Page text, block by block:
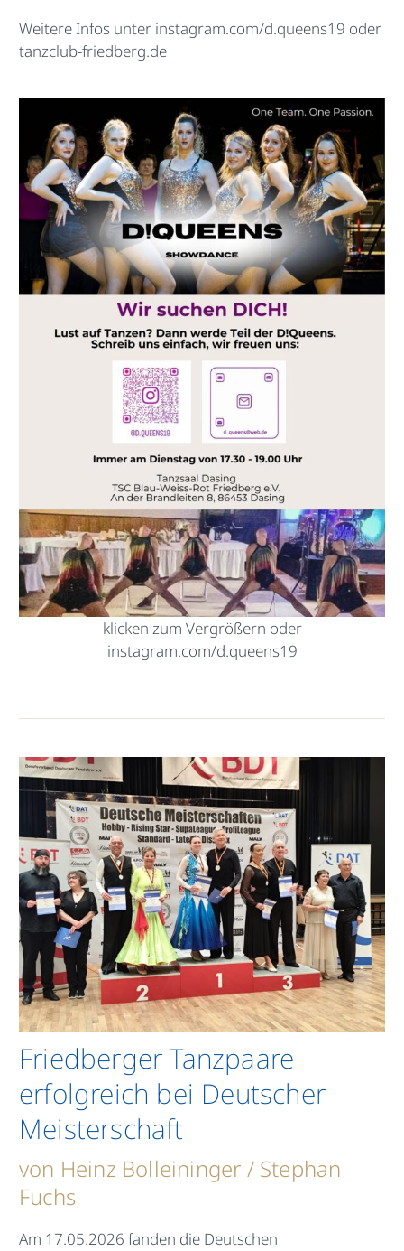
Weitere Infos unter instagram.com/d.queens19 oder
tanzclub-friedberg.de
klicken zum Vergrößern oder
instagram.com/d.queens19
Friedberger Tanzpaare
erfolgreich bei Deutscher
Meisterschaft
von Heinz Bolleininger / Stephan
Fuchs
Am 17.05.2026 fanden die Deutschen